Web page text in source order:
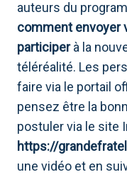
auteurs du
comment envoyer
participerà la
téléréalité. Les
faire via le portail
pensez être la
postuler via le site
https://
une vidéo et en